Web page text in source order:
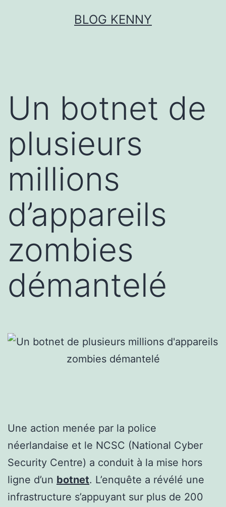
BLOG KENNY
Un botnet de
plusieurs
millions
d’appareils
zombies
démantelé
Une action menée par la police
néerlandaise et le NCSC (National Cyber
Security Centre) a conduit à la mise hors
ligne d’un botnet. L’enquête a révélé une
infrastructure s’appuyant sur plus de 200